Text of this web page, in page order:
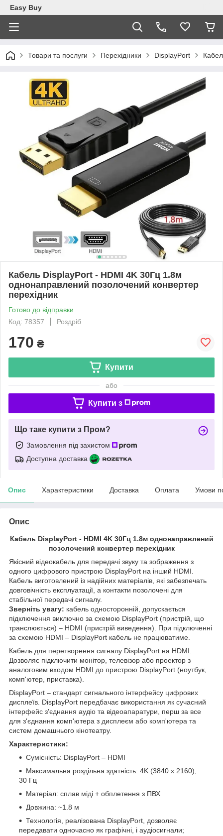
Easy Buy
Товари та послуги Перехідники DisplayPort
Кабель DisplayPort - HDMI 4K 30Гц 1.8м
однонаправлений позолочений конвертер
перехідник
Готово до відправки
Код: 78357
Роздріб
170 ₴
Купити
або
Купити з
Що таке купити з Пром?
Замовлення під захистом
Доступна доставка
Опис Характеристики Доставка Оплата Умови
Опис
Кабель DisplayPort - HDMI 4K 30Гц 1.8м однонаправлений
позолочений конвертер перехідник
Якісний відеокабель для передачі звуку та зображення з
одного цифрового пристрою DisplayPort на інший HDMI.
Кабель виготовлений із надійних матеріалів, які забезпечать
довговічність експлуатації, а контакти позолочені для
стабільної передачі сигналу.
Зверніть увагу: кабель односторонній, допускається
підключення виключно за схемою DisplayPort (пристрій, що
транслюється) – HDMI (пристрій виведення). При підключенні
за схемою HDMI – DisplayPort кабель не працюватиме.
Кабель для перетворення сигналу DisplayPort на HDMI.
Дозволяє підключити монітор, телевізор або проектор з
аналоговим входом HDMI до пристрою DisplayPort (ноутбук,
комп'ютер, приставка).
DisplayPort – стандарт сигнального інтерфейсу цифрових
дисплеїв. DisplayPort передбачає використання як сучасний
інтерфейс з'єднання аудіо та відеоапаратури, перш за все
для з'єднання комп'ютера з дисплеєм або комп'ютера та
систем домашнього кінотеатру.
Характеристики:
Сумісність: DisplayPort – HDMI
Максимальна роздільна здатність: 4K (3840 x 2160),
30 Гц
Матеріал: сплав міді + обплетення з ПВХ
Довжина: ~1.8 м
Технологія, реалізована DisplayPort, дозволяє
передавати одночасно як графічні, і аудіосигнали;